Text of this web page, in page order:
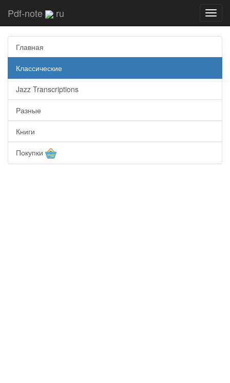
Pdf-note ru
Главная
Классические
Jazz Transcriptions
Разные
Книги
Покупки